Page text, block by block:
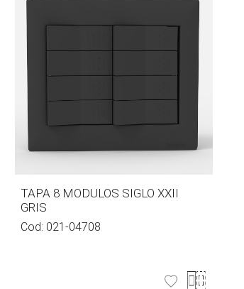
TAPA 8 MODULOS SIGLO XXII
GRIS
Cod: 021-04708